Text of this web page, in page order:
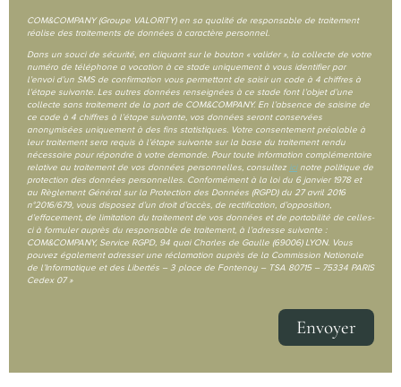
COM&COMPANY (Groupe VALORITY) en sa qualité de responsable de traitement
réalise des traitements de données à caractère personnel.
Dans un souci de sécurité, en cliquant sur le bouton « valider », la collecte de votre
numéro de téléphone a vocation à ce stade uniquement à vous identifier par
l’envoi d’un SMS de confirmation vous permettant de saisir un code à 4 chiffres à
l’étape suivante. Les autres données renseignées à ce stade font l’objet d’une
collecte sans traitement de la part de COM&COMPANY. En l’absence de saisine de
ce code à 4 chiffres à l’étape suivante, vos données seront conservées
anonymisées uniquement à des fins statistiques. Votre consentement préalable à
leur traitement sera requis à l’étape suivante sur la base du traitement rendu
nécessaire pour répondre à votre demande. Pour toute information complémentaire
relative au traitement de vos données personnelles, consultez icinotre politique de
protection des données personnelles. Conformément à la loi du 6 janvier 1978 et
au Règlement Général sur la Protection des Données (RGPD) du 27 avril 2016
n°2016/679, vous disposez d’un droit d’accès, de rectification, d’opposition,
d’effacement, de limitation du traitement de vos données et de portabilité de celles-
ci à formuler auprès du responsable de traitement, à l’adresse suivante :
COM&COMPANY, Service RGPD, 94 quai Charles de Gaulle (69006) LYON. Vous
pouvez également adresser une réclamation auprès de la Commission Nationale
de l’Informatique et des Libertés – 3 place de Fontenoy – TSA 80715 – 75334 PARIS
Cedex 07 »
Envoyer